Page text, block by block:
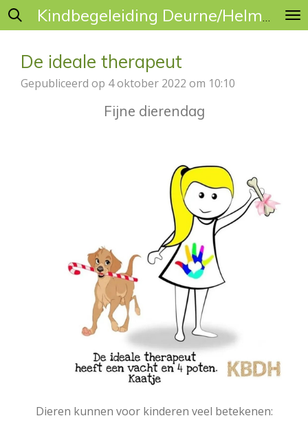
Ga
direct
hoofdinhoud
Kindbegeleiding Deurne/Helmond
De ideale therapeut
Gepubliceerd op 4 oktober 2022 om 10:10
Fijne dierendag
Dieren kunnen voor kinderen veel betekenen: